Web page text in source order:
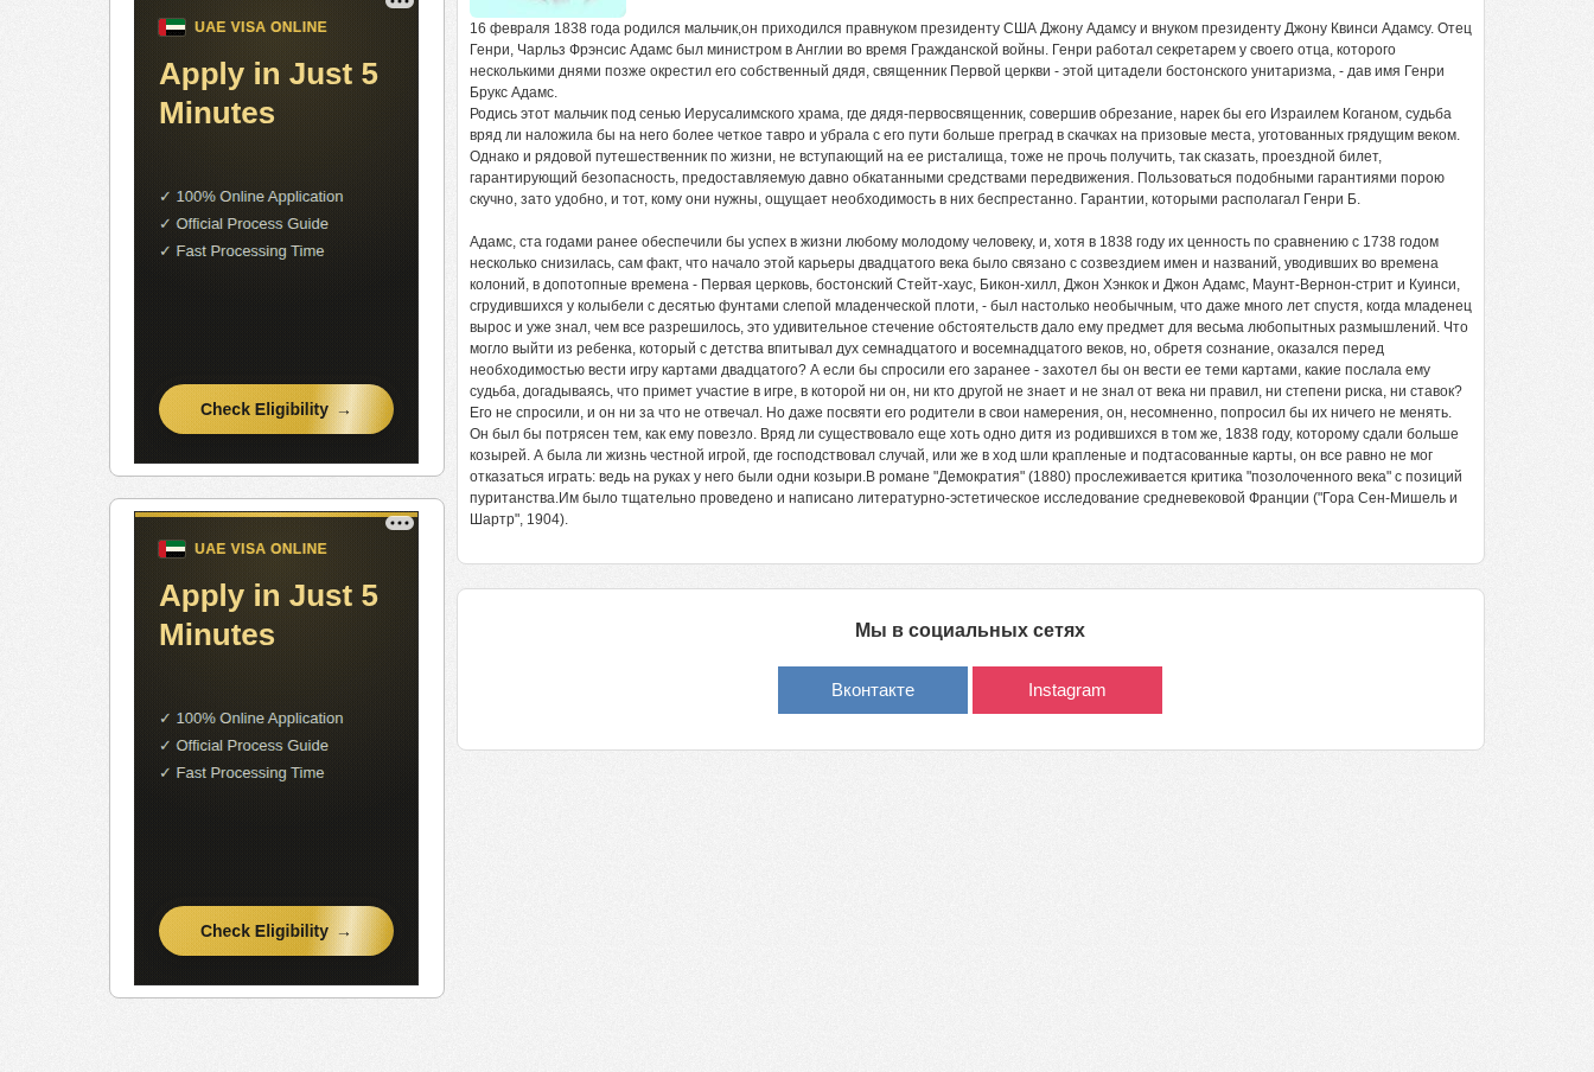
16 февраля 1838 года родился мальчик,он приходился правнуком президенту США Джону Адамсу и внуком президенту Джону Квинси Адамсу. Отец
Генри, Чарльз Фрэнсис Адамс был министром в Англии во время Гражданской войны. Генри работал секретарем у своего отца, которого
несколькими днями позже окрестил его собственный дядя, священник Первой церкви - этой цитадели бостонского унитаризма, - дав имя Генри
Брукс Адамс.
Родись этот мальчик под сенью Иерусалимского храма, где дядя-первосвященник, совершив обрезание, нарек бы его Израилем Коганом, судьба
вряд ли наложила бы на него более четкое тавро и убрала с его пути больше преград в скачках на призовые места, уготованных грядущим веком.
Однако и рядовой путешественник по жизни, не вступающий на ее ристалища, тоже не прочь получить, так сказать, проездной билет,
гарантирующий безопасность, предоставляемую давно обкатанными средствами передвижения. Пользоваться подобными гарантиями порою
скучно, зато удобно, и тот, кому они нужны, ощущает необходимость в них беспрестанно. Гарантии, которыми располагал Генри Б.
Адамс, ста годами ранее обеспечили бы успех в жизни любому молодому человеку, и, хотя в 1838 году их ценность по сравнению с 1738 годом
несколько снизилась, сам факт, что начало этой карьеры двадцатого века было связано с созвездием имен и названий, уводивших во времена
колоний, в допотопные времена - Первая церковь, бостонский Стейт-хаус, Бикон-хилл, Джон Хэнкок и Джон Адамс, Маунт-Вернон-стрит и Куинси,
сгрудившихся у колыбели с десятью фунтами слепой младенческой плоти, - был настолько необычным, что даже много лет спустя, когда младенец
вырос и уже знал, чем все разрешилось, это удивительное стечение обстоятельств дало ему предмет для весьма любопытных размышлений. Что
могло выйти из ребенка, который с детства впитывал дух семнадцатого и восемнадцатого веков, но, обретя сознание, оказался перед
необходимостью вести игру картами двадцатого? А если бы спросили его заранее - захотел бы он вести ее теми картами, какие послала ему
судьба, догадываясь, что примет участие в игре, в которой ни он, ни кто другой не знает и не знал от века ни правил, ни степени риска, ни ставок?
Его не спросили, и он ни за что не отвечал. Но даже посвяти его родители в свои намерения, он, несомненно, попросил бы их ничего не менять.
Он был бы потрясен тем, как ему повезло. Вряд ли существовало еще хоть одно дитя из родившихся в том же, 1838 году, которому сдали больше
козырей. А была ли жизнь честной игрой, где господствовал случай, или же в ход шли крапленые и подтасованные карты, он все равно не мог
отказаться играть: ведь на руках у него были одни козыри.В романе "Демократия" (1880) прослеживается критика "позолоченного века" с позиций
пуританства.Им было тщательно проведено и написано литературно-эстетическое исследование средневековой Франции ("Гора Сен-Мишель и
Шартр", 1904).
Мы в социальных сетях
Вконтакте Instagram